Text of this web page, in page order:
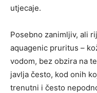
utjecaje.
Posebno zanimljiv, ali
aquagenic pruritus –
vodom, bez obzira na
javlja često, kod onih
trenutni i često